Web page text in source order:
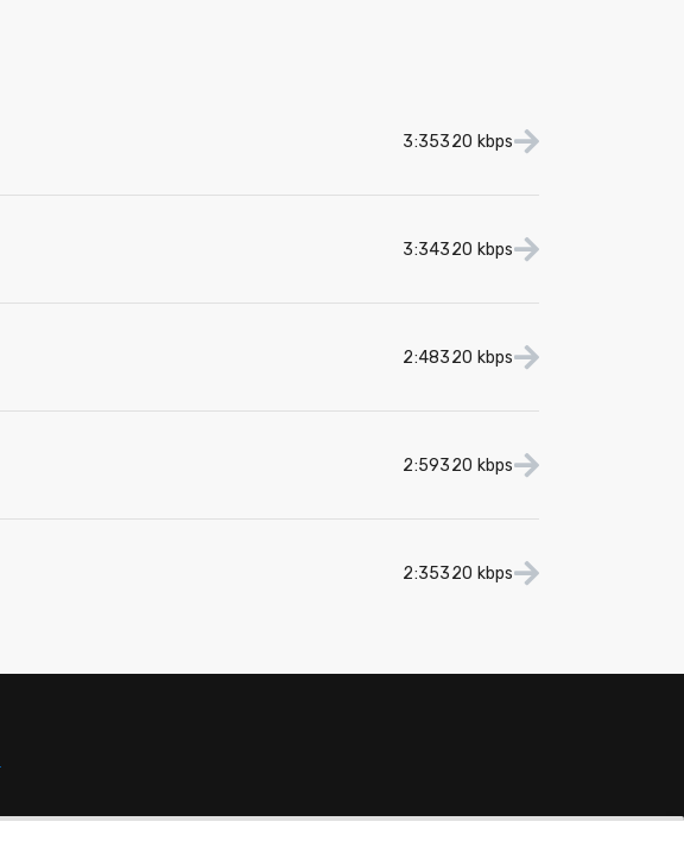
3:35320 kbps
3:34320 kbps
2:48320 kbps
2:59320 kbps
2:35320 kbps